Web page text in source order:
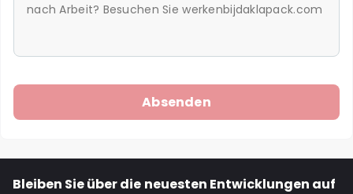
Bleiben Sie über die neuesten Entwicklungen auf